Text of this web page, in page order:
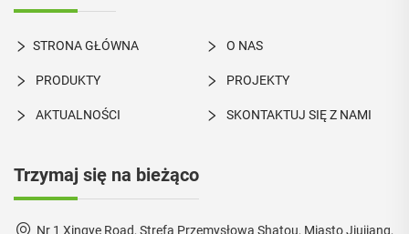
STRONA GŁÓWNA O NAS
PRODUKTY PROJEKTY
AKTUALNOŚCI SKONTAKTUJ SIĘ Z NAMI
Trzymaj się na bieżąco
Nr 1 Xingye Road, Strefa Przemysłowa Shatou, Miasto Jiujiang,